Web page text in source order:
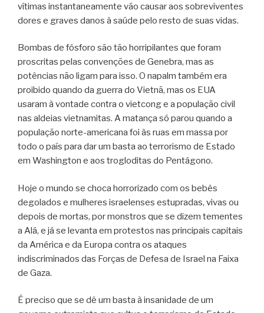
vítimas instantaneamente vão causar aos sobreviventes
dores e graves danos à saúde pelo resto de suas vidas.
Bombas de fósforo são tão horripilantes que foram
proscritas pelas convenções de Genebra, mas as
potências não ligam para isso. O napalm também era
proibido quando da guerra do Vietnã, mas os EUA
usaram à vontade contra o vietcong e a população civil
nas aldeias vietnamitas. A matança só parou quando a
população norte-americana foi às ruas em massa por
todo o país para dar um basta ao terrorismo de Estado
em Washington e aos trogloditas do Pentágono.
Hoje o mundo se choca horrorizado com os bebês
degolados e mulheres israelenses estupradas, vivas ou
depois de mortas, por monstros que se dizem tementes
a Alá, e já se levanta em protestos nas principais capitais
da América e da Europa contra os ataques
indiscriminados das Forças de Defesa de Israel na Faixa
de Gaza.
É preciso que se dê um basta à insanidade de um